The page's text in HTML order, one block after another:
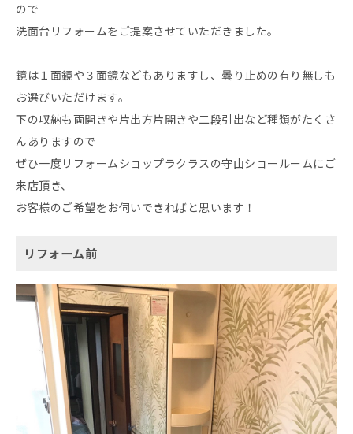
ので
洗面台リフォームをご提案させていただきました。
鏡は１面鏡や３面鏡などもありますし、曇り止めの有り無しも
お選びいただけます。
下の収納も両開きや片出方片開きや二段引出など種類がたくさ
んありますので
ぜひ一度リフォームショップラクラスの守山ショールームにご
来店頂き、
お客様のご希望をお伺いできればと思います！
リフォーム前